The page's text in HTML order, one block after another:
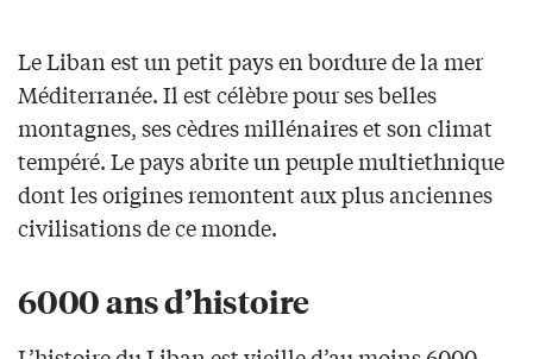
Le Liban est un petit pays en bordure de la mer
Méditerranée. Il est célèbre pour ses belles
montagnes, ses cèdres millénaires et son climat
tempéré. Le pays abrite un peuple multiethnique
dont les origines remontent aux plus anciennes
civilisations de ce monde.
6000 ans d’histoire